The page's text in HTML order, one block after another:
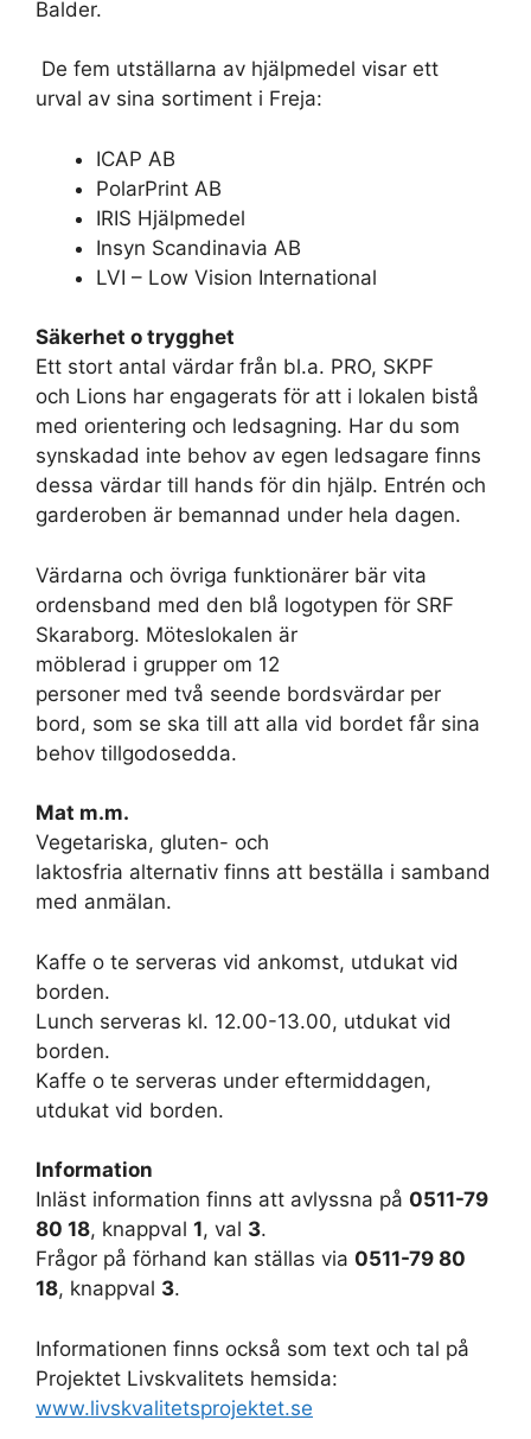
Balder.
De fem utställarna av hjälpmedel visar ett
urval av sina sortiment i Freja:
ICAP AB
PolarPrint AB
IRIS Hjälpmedel
Insyn Scandinavia AB
LVI – Low Vision International
Säkerhet o trygghet
Ett stort antal värdar från bl.a. PRO, SKPF
och Lions har engagerats för att i lokalen bistå
med orientering och ledsagning. Har du som
synskadad inte behov av egen ledsagare finns
dessa värdar till hands för din hjälp. Entrén och
garderoben är bemannad under hela dagen.
Värdarna och övriga funktionärer bär vita
ordensband med den blå logotypen för SRF
Skaraborg. Möteslokalen är
möblerad i grupper om 12
personer med två seende bordsvärdar per
bord, som se ska till att alla vid bordet får sina
behov tillgodosedda.
Mat m.m.
Vegetariska, gluten- och
laktosfria alternativ finns att beställa i samband
med anmälan.
Kaffe o te serveras vid ankomst, utdukat vid
borden.
Lunch serveras kl. 12.00-13.00, utdukat vid
borden.
Kaffe o te serveras under eftermiddagen,
utdukat vid borden.
Information
Inläst information finns att avlyssna på 0511-79
80 18, knappval 1, val 3.
Frågor på förhand kan ställas via 0511-79 80
18, knappval 3.
Informationen finns också som text och tal på
Projektet Livskvalitets hemsida:
www.livskvalitetsprojektet.se